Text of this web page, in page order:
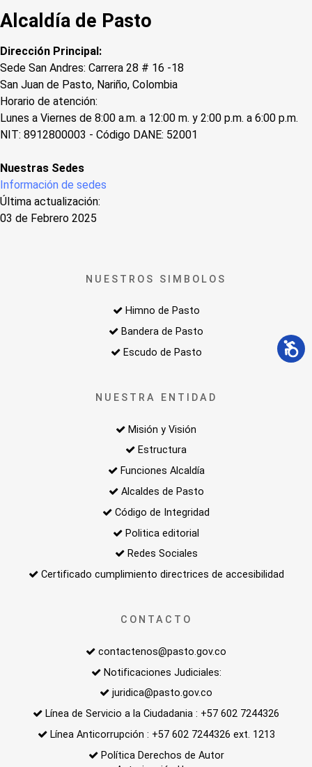
Alcaldía de Pasto
Dirección Principal:
Sede San Andres: Carrera 28 # 16 -18
San Juan de Pasto, Nariño, Colombia
Horario de atención:
Lunes a Viernes de 8:00 a.m. a 12:00 m. y 2:00 p.m. a 6:00 p.m.
NIT: 8912800003 - Código DANE: 52001
Nuestras Sedes
Información de sedes
Última actualización:
03 de Febrero 2025
NUESTROS SIMBOLOS
Himno de Pasto
Bandera de Pasto
Escudo de Pasto
NUESTRA ENTIDAD
Misión y Visión
Estructura
Funciones Alcaldía
Alcaldes de Pasto
Código de Integridad
Politica editorial
Redes Sociales
Certificado cumplimiento directrices de accesibilidad
CONTACTO
contactenos@pasto.gov.co
Notificaciones Judiciales:
juridica@pasto.gov.co
Línea de Servicio a la Ciudadania : +57 602 7244326
Línea Anticorrupción : +57 602 7244326 ext. 1213
Política Derechos de Autor